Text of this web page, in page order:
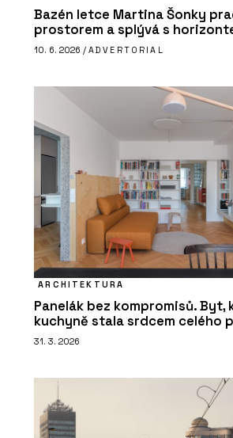
Bazén letce Martina Šonky
prostorem a splývá s
10. 6. 2026 / ADVERTORIAL
ARCHITEKTURA
Panelák bez kompromisů. Byt,
kuchyně stala srdcem celého
31. 3. 2026